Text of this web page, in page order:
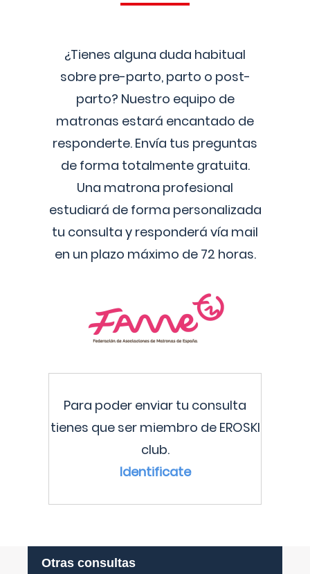
¿Tienes alguna duda habitual
sobre pre-parto, parto o post-
parto? Nuestro equipo de
matronas estará encantado de
responderte. Envía tus preguntas
de forma totalmente gratuita.
Una matrona profesional
estudiará de forma personalizada
tu consulta y responderá vía mail
en un plazo máximo de 72 horas.
Para poder enviar tu consulta
tienes que ser miembro de EROSKI
club.
Identificate
Otras consultas